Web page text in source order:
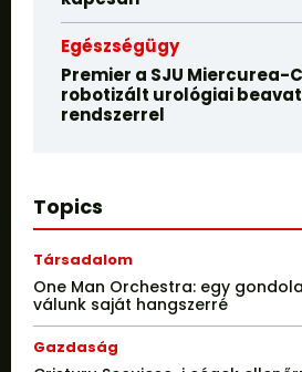
Egészségügy
Premier a SJU Miercurea-
robotizált urológiai
rendszerrel
Topics
Társadalom
One Man Orchestra: egy
válunk saját hangszerré
Gazdaság